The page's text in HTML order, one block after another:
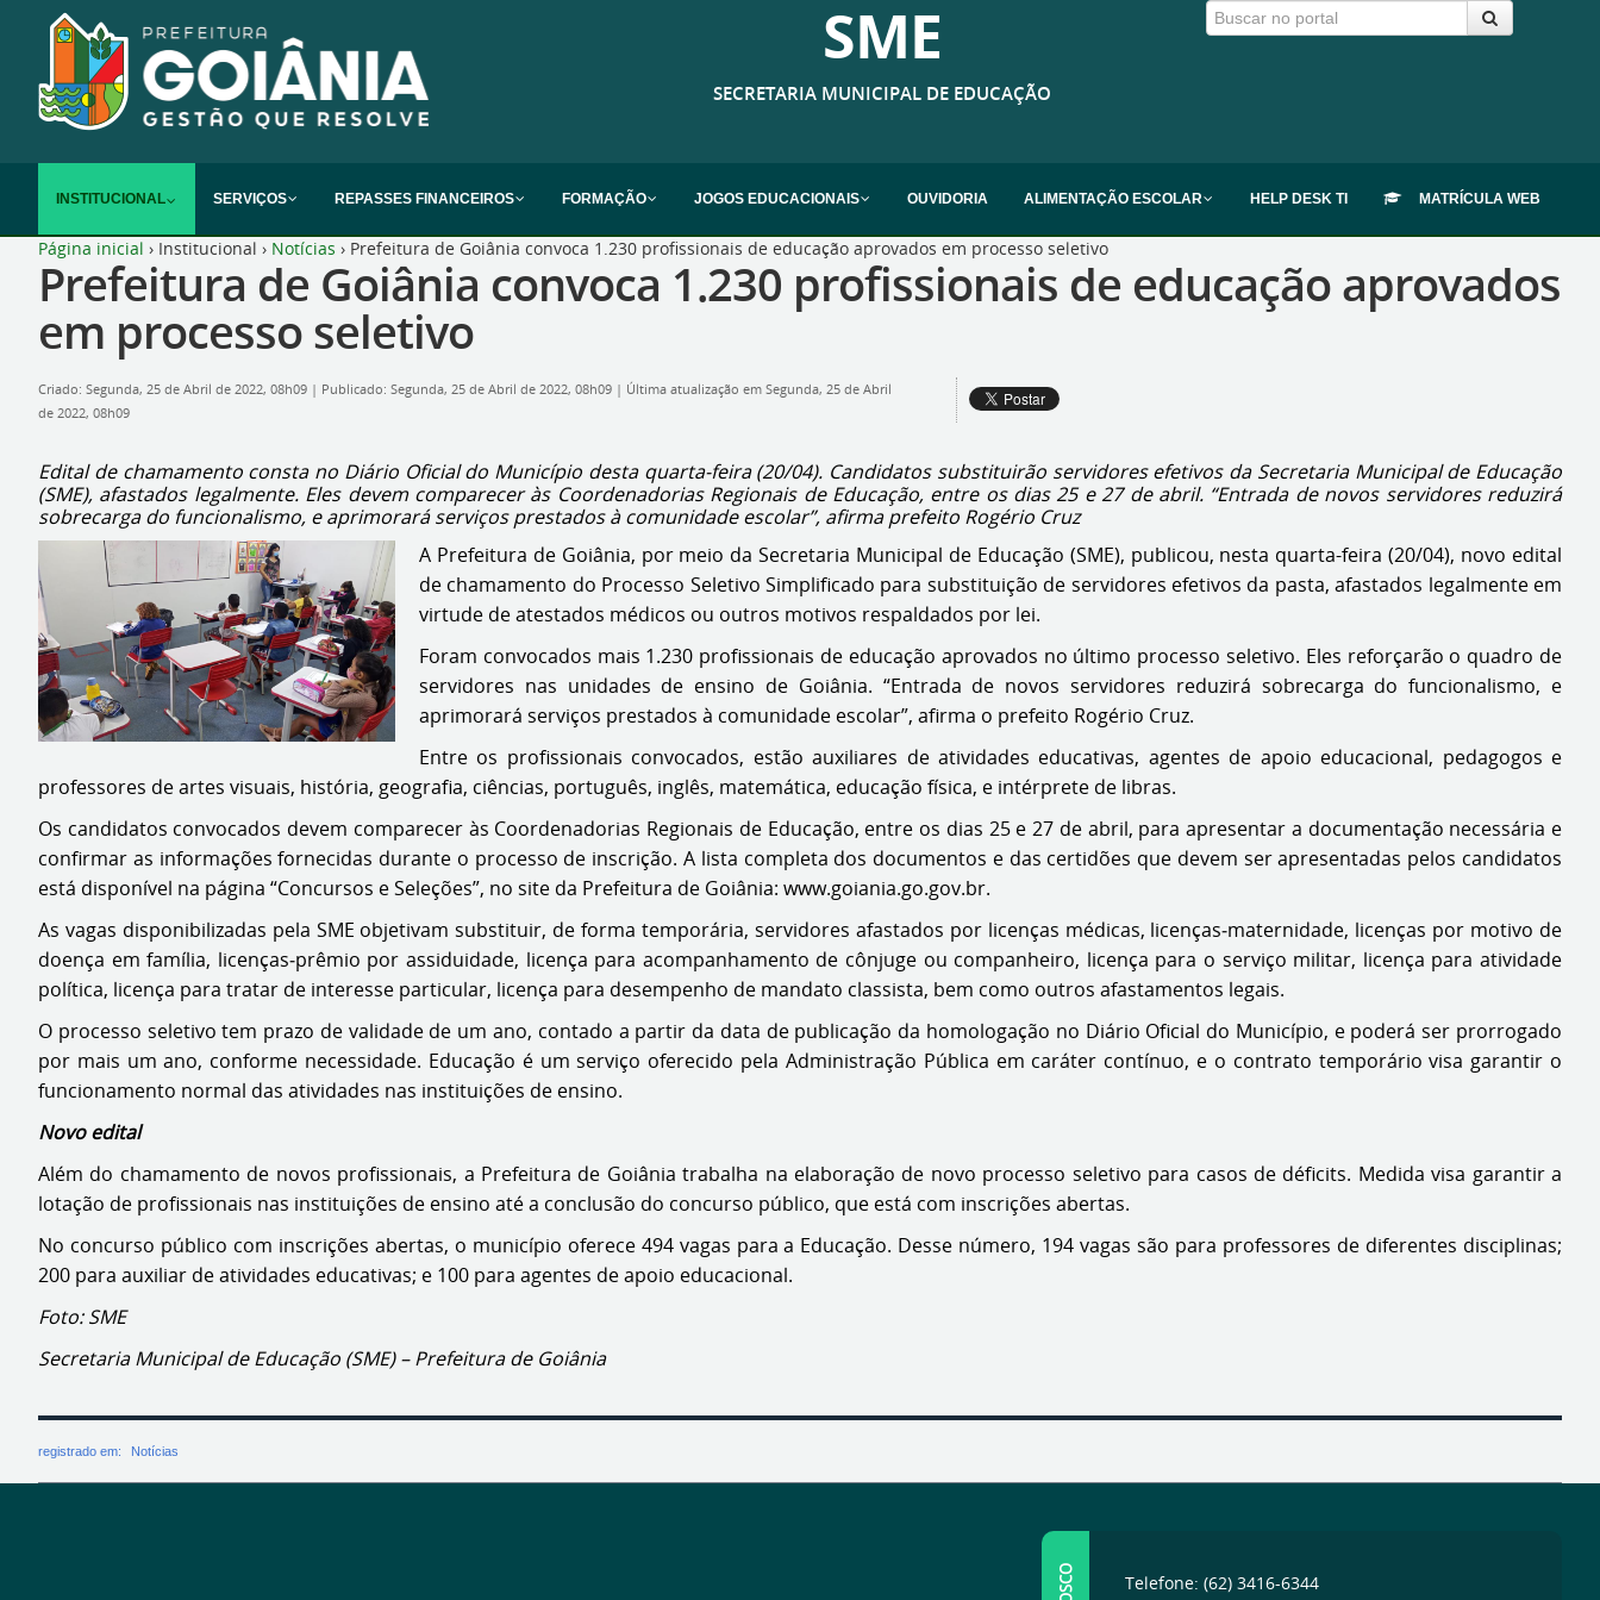
SME
SECRETARIA MUNICIPAL DE EDUCAÇÃO
INSTITUCIONAL SERVIÇOS REPASSES FINANCEIROS FORMAÇÃO JOGOS EDUCACIONAIS OUVIDORIA ALIMENTAÇÃO ESCOLAR HELP DESK TI MATRÍCULA WEB
Página inicial › Institucional › Notícias › Prefeitura de Goiânia convoca 1.230 profissionais de educação aprovados em processo seletivo
Prefeitura de Goiânia convoca 1.230 profissionais de educação aprovados
em processo seletivo
Criado: Segunda, 25 de Abril de 2022, 08h09 | Publicado: Segunda, 25 de Abril de 2022, 08h09 | Última atualização em Segunda, 25 de Abril
de 2022, 08h09
Edital de chamamento consta no Diário Oficial do Município desta quarta-feira (20/04). Candidatos substituirão servidores efetivos da Secretaria Municipal de Educação
(SME), afastados legalmente. Eles devem comparecer às Coordenadorias Regionais de Educação, entre os dias 25 e 27 de abril. “Entrada de novos servidores reduzirá
sobrecarga do funcionalismo, e aprimorará serviços prestados à comunidade escolar”, afirma prefeito Rogério Cruz
A Prefeitura de Goiânia, por meio da Secretaria Municipal de Educação (SME), publicou, nesta quarta-feira (20/04), novo edital
de chamamento do Processo Seletivo Simplificado para substituição de servidores efetivos da pasta, afastados legalmente em
virtude de atestados médicos ou outros motivos respaldados por lei.
Foram convocados mais 1.230 profissionais de educação aprovados no último processo seletivo. Eles reforçarão o quadro de
servidores nas unidades de ensino de Goiânia. “Entrada de novos servidores reduzirá sobrecarga do funcionalismo, e
aprimorará serviços prestados à comunidade escolar”, afirma o prefeito Rogério Cruz.
Entre os profissionais convocados, estão auxiliares de atividades educativas, agentes de apoio educacional, pedagogos e
professores de artes visuais, história, geografia, ciências, português, inglês, matemática, educação física, e intérprete de libras.
Os candidatos convocados devem comparecer às Coordenadorias Regionais de Educação, entre os dias 25 e 27 de abril, para apresentar a documentação necessária e
confirmar as informações fornecidas durante o processo de inscrição. A lista completa dos documentos e das certidões que devem ser apresentadas pelos candidatos
está disponível na página “Concursos e Seleções”, no site da Prefeitura de Goiânia: www.goiania.go.gov.br.
As vagas disponibilizadas pela SME objetivam substituir, de forma temporária, servidores afastados por licenças médicas, licenças‐maternidade, licenças por motivo de
doença em família, licenças‐prêmio por assiduidade, licença para acompanhamento de cônjuge ou companheiro, licença para o serviço militar, licença para atividade
política, licença para tratar de interesse particular, licença para desempenho de mandato classista, bem como outros afastamentos legais.
O processo seletivo tem prazo de validade de um ano, contado a partir da data de publicação da homologação no Diário Oficial do Município, e poderá ser prorrogado
por mais um ano, conforme necessidade. Educação é um serviço oferecido pela Administração Pública em caráter contínuo, e o contrato temporário visa garantir o
funcionamento normal das atividades nas instituições de ensino.
Novo edital
Além do chamamento de novos profissionais, a Prefeitura de Goiânia trabalha na elaboração de novo processo seletivo para casos de déficits. Medida visa garantir a
lotação de profissionais nas instituições de ensino até a conclusão do concurso público, que está com inscrições abertas.
No concurso público com inscrições abertas, o município oferece 494 vagas para a Educação. Desse número, 194 vagas são para professores de diferentes disciplinas;
200 para auxiliar de atividades educativas; e 100 para agentes de apoio educacional.
Foto: SME
Secretaria Municipal de Educação (SME) – Prefeitura de Goiânia
registrado em: Notícias
Telefone: (62) 3416-6344